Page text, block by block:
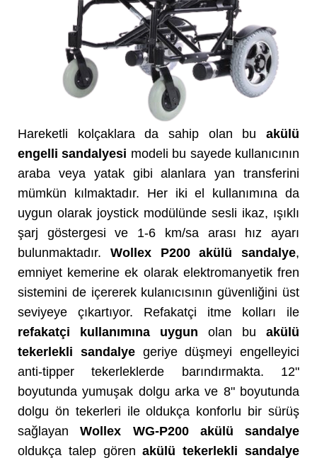
Hareketli kolçaklara da sahip olan bu akülü
engelli sandalyesi modeli bu sayede kullanıcının
araba veya yatak gibi alanlara yan transferini
mümkün kılmaktadır. Her iki el kullanımına da
uygun olarak joystick modülünde sesli ikaz, ışıklı
şarj göstergesi ve 1-6 km/sa arası hız ayarı
bulunmaktadır. Wollex P200 akülü sandalye,
emniyet kemerine ek olarak elektromanyetik fren
sistemini de içererek kulanıcısının güvenliğini üst
seviyeye çıkartıyor. Refakatçi itme kolları ile
refakatçi kullanımına uygun olan bu akülü
tekerlekli sandalyegeriye düşmeyi engelleyici
anti-tipper tekerleklerde barındırmakta. 12"
boyutunda yumuşak dolgu arka ve 8" boyutunda
dolgu ön tekerleri ile oldukça konforlu bir sürüş
sağlayan Wollex WG-P200 akülü sandalye
oldukça talep görenakülü tekerlekli sandalye